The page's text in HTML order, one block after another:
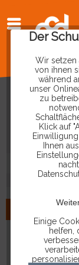
Der
Wir setzen
von ihnen
während
unser
zu
Klick auf
Ihnen
Einige
helfen,